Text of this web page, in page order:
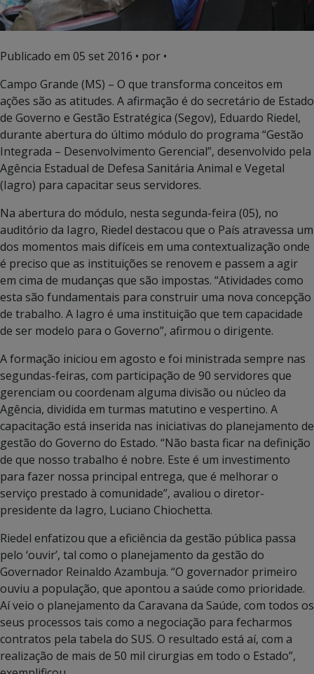
Publicado em 05 set 2016 • por •
Campo Grande (MS) – O que transforma conceitos em
ações são as atitudes. A afirmação é do secretário de Estado
de Governo e Gestão Estratégica (Segov), Eduardo Riedel,
durante abertura do último módulo do programa “Gestão
Integrada – Desenvolvimento Gerencial”, desenvolvido pela
Agência Estadual de Defesa Sanitária Animal e Vegetal
(Iagro) para capacitar seus servidores.
Na abertura do módulo, nesta segunda-feira (05), no
auditório da Iagro, Riedel destacou que o País atravessa um
dos momentos mais difíceis em uma contextualização onde
é preciso que as instituições se renovem e passem a agir
em cima de mudanças que são impostas. “Atividades como
esta são fundamentais para construir uma nova concepção
de trabalho. A Iagro é uma instituição que tem capacidade
de ser modelo para o Governo”, afirmou o dirigente.
A formação iniciou em agosto e foi ministrada sempre nas
segundas-feiras, com participação de 90 servidores que
gerenciam ou coordenam alguma divisão ou núcleo da
Agência, dividida em turmas matutino e vespertino. A
capacitação está inserida nas iniciativas do planejamento de
gestão do Governo do Estado. “Não basta ficar na definição
de que nosso trabalho é nobre. Este é um investimento
para fazer nossa principal entrega, que é melhorar o
serviço prestado à comunidade”, avaliou o diretor-
presidente da Iagro, Luciano Chiochetta.
Riedel enfatizou que a eficiência da gestão pública passa
pelo ‘ouvir’, tal como o planejamento da gestão do
Governador Reinaldo Azambuja. “O governador primeiro
ouviu a população, que apontou a saúde como prioridade.
Aí veio o planejamento da Caravana da Saúde, com todos os
seus processos tais como a negociação para fecharmos
contratos pela tabela do SUS. O resultado está aí, com a
realização de mais de 50 mil cirurgias em todo o Estado”,